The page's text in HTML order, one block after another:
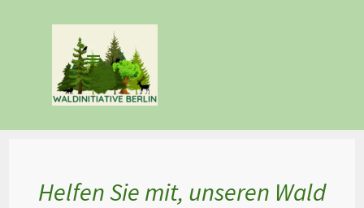
Menü überspringen
Helfen Sie mit, unseren Wald